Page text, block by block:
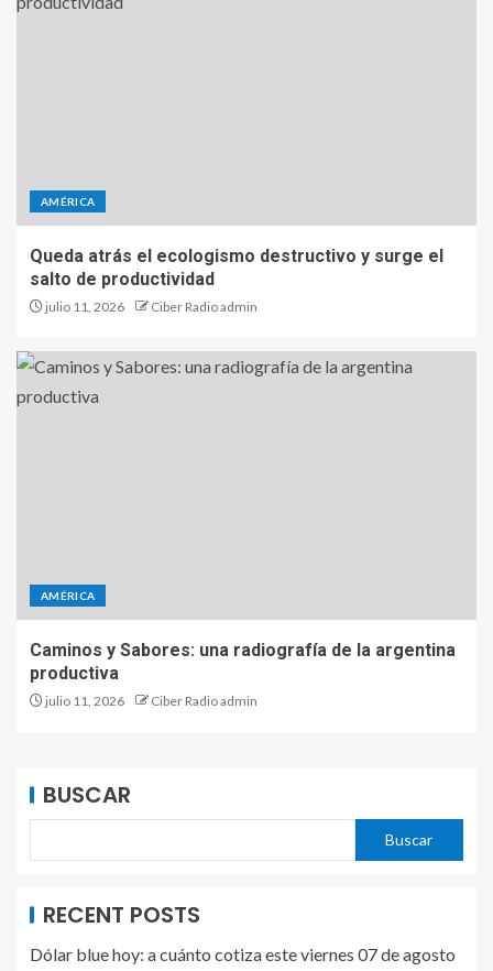
AMÉRICA
Queda atrás el ecologismo destructivo y surge el
salto de productividad
julio 11, 2026 Ciber Radio admin
AMÉRICA
Caminos y Sabores: una radiografía de la argentina
productiva
julio 11, 2026 Ciber Radio admin
BUSCAR
Buscar
RECENT POSTS
Dólar blue hoy: a cuánto cotiza este viernes 07 de agosto